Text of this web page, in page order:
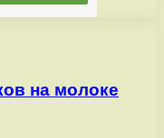
на молоке